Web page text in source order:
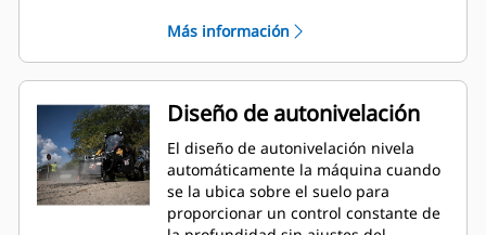
imperfecciones en pavimentos
expandidos antes de repavimentarlos,
eliminar pavimentos deteriorados,
eliminar franjas de carriles de tráfico y
trabajos en los que las restricciones
de peso limitan el uso de perfiladoras
dedicadas.
Más información
Diseño de autonivelación
El diseño de autonivelación nivela
automáticamente la máquina cuando
se la ubica sobre el suelo para
proporcionar un control constante de